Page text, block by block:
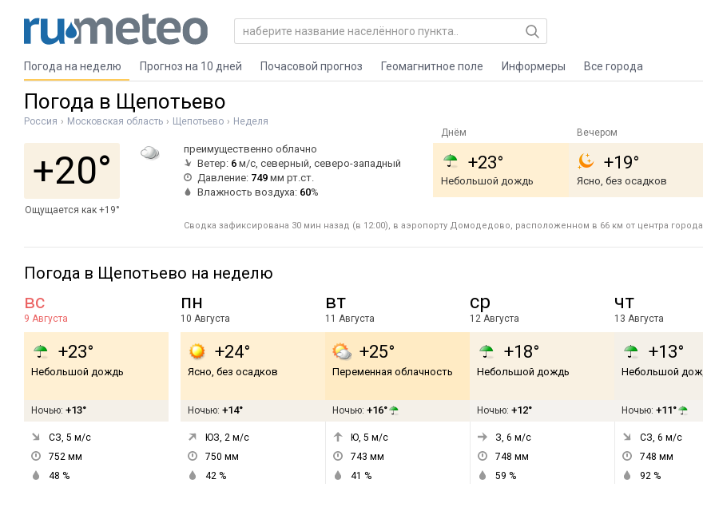
Погода на неделю Прогноз на 10 дней Почасовой прогноз Геомагнитное поле Информеры Все города
Погода в Щепотьево
Россия Московская область Щепотьево Неделя
+20°
Ощущается как +19°
преимущественно облачно
Ветер: 6 м/с, северный, северо-западный
Давление: 749 мм рт.ст.
Влажность воздуха: 60%
Днём
+23°
Небольшой дождь
Вечером
+19°
Ясно, без осадков
Сводка зафиксирована 30 мин назад (в 12:00), в аэропорту Домодедово, расположенном в 66 км от центра города
Погода в Щепотьево на неделю
вс
9 Августа
+23°
Небольшой дождь
Ночью: +13°
СЗ, 5 м/с
752 мм
48 %
пн
10 Августа
+24°
Ясно, без осадков
Ночью: +14°
ЮЗ, 2 м/с
750 мм
42 %
вт
11 Августа
+25°
Переменная облачность
Ночью: +16°
Ю, 5 м/с
743 мм
41 %
ср
12 Августа
+18°
Небольшой дождь
Ночью: +12°
З, 6 м/с
748 мм
59 %
чт
13 Августа
+13°
Небольшой
Ночью: +11°
СЗ, 6 м/с
748 мм
92 %